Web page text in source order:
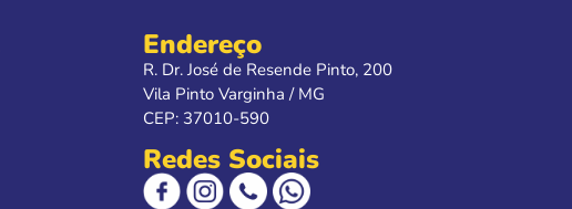
Endereço
R. Dr. José de Resende Pinto, 200
Vila Pinto Varginha / MG
CEP: 37010-590
Redes Sociais